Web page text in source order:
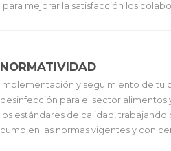
para mejorar la satisfacción los
NORMATIVIDAD
Implementación y seguimiento de tu
desinfección para el sector
los estándares de calidad,
cumplen las normas vigentes y con